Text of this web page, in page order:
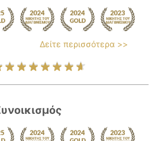
Δείτε περισσότερα >>